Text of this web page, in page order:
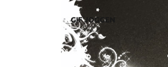
GIF JOGGEN